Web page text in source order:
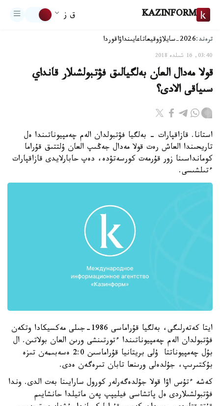
KAZINFORM ق ز
ترەند:2026-سايلاۋ وقيعاتاعايىنداۋاقوردا
03:40, 16 شىلدە 2018
قولا مەدال العان بەلگيالىق فۋتبولشىلار قانداي
سىياقى الادى؟
استانا. قازاقپارات - بەلگيا فۋتبولدان الەم چەمپيوناتىندا ەل
تاريحىندا العاش رەت قولا مەدال جەڭىپ العان ۇلتتىق قۇراما
كومانداسىنا زور قۇرمەت كورسەتۋدە، دەپ حابارلايدى قازاقپارات
ءتىلشىسى.
ايتا كەتەرلىگى، بەلگيا قۇراماسى 1986-جىلى مەكسيكادا وتكەن
فۋتبولدان الەم چەمپيوناتىندا ءتورتىنشى ورىن العان بولاتىن. ال
بۇل چەمپيوناتتا ۇلى بريتانيا قۇراماسىن 2:0 ەسەبىمەن تىزە
بۇكتىرىپ، جۇلدەلى ورىنعا تابان تىرەگەن ەدى.
كەشە ءتۇس اۋا قولا جۇلدەگەرلەر كورول سارايىنا بەت الدى. وندا
فۋتبولشىلاردى ەل پاتشاسى فيليپپ پەن ماتيلدا حانشايىم